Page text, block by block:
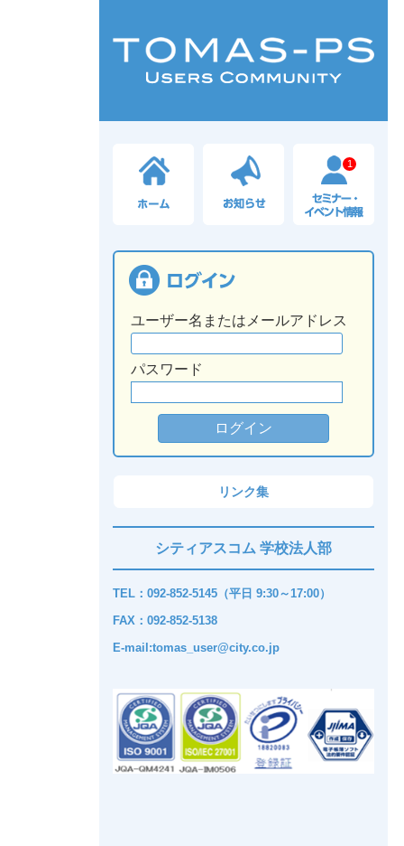
1
ユーザー名またはメールアドレス
パスワード
リンク集
シティアスコム 学校法人部
TEL：092-852-5145（平日 9:30～17:00）
FAX：092-852-5138
E-mail:tomas_user@city.co.jp